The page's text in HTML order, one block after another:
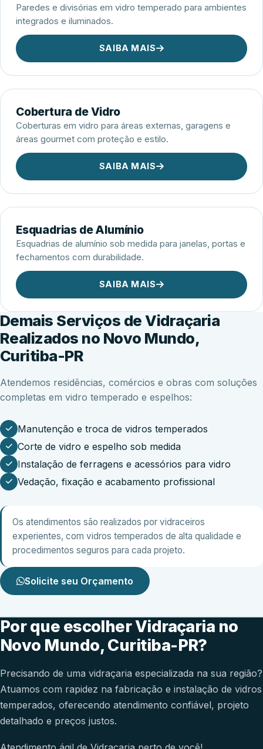
Paredes e divisórias em vidro temperado para ambientes
integrados e iluminados.
SAIBA MAIS
Cobertura de Vidro
Coberturas em vidro para áreas externas, garagens e
áreas gourmet com proteção e estilo.
SAIBA MAIS
Esquadrias de Alumínio
Esquadrias de alumínio sob medida para janelas, portas e
fechamentos com durabilidade.
SAIBA MAIS
Demais Serviços de Vidraçaria
Realizados no Novo Mundo,
Curitiba-PR
Atendemos residências, comércios e obras com soluções
completas em vidro temperado e espelhos:
Manutenção e troca de vidros temperados
Corte de vidro e espelho sob medida
Instalação de ferragens e acessórios para vidro
Vedação, fixação e acabamento profissional
Os atendimentos são realizados por vidraceiros
experientes, com vidros temperados de alta qualidade e
procedimentos seguros para cada projeto.
Solicite seu Orçamento
Por que escolher Vidraçaria no
Novo Mundo, Curitiba-PR?
Precisando de uma vidraçaria especializada na sua região?
Atuamos com rapidez na fabricação e instalação de vidros
temperados, oferecendo atendimento confiável, projeto
detalhado e preços justos.